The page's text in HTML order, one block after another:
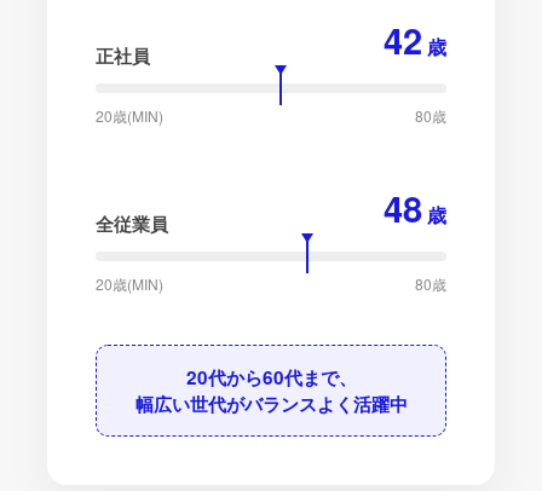
正社員 42 歳
20歳(MIN) 80歳
全従業員 48 歳
20歳(MIN) 80歳
20代から60代まで、
幅広い世代がバランスよく活躍中